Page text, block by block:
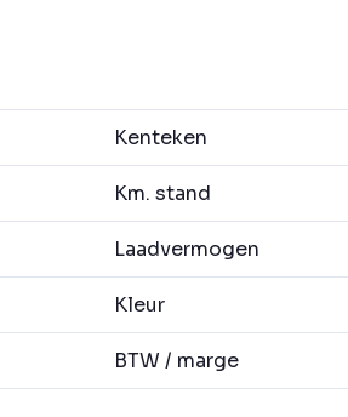
Kenteken
Km. stand
Laadvermogen
Kleur
BTW / marge